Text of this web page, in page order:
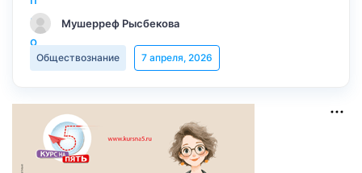
Мушерреф Рысбекова
Обществознание 7 апреля, 2026